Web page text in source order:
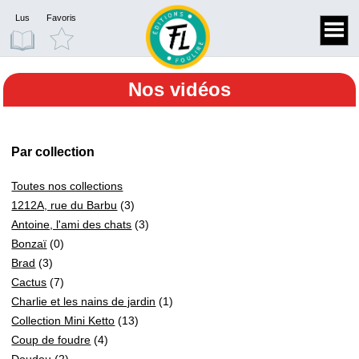
Lus Favoris
Nos vidéos
Par collection
Toutes nos collections
1212A, rue du Barbu (3)
Antoine, l'ami des chats (3)
Bonzaï (0)
Brad (3)
Cactus (7)
Charlie et les nains de jardin (1)
Collection Mini Ketto (13)
Coup de foudre (4)